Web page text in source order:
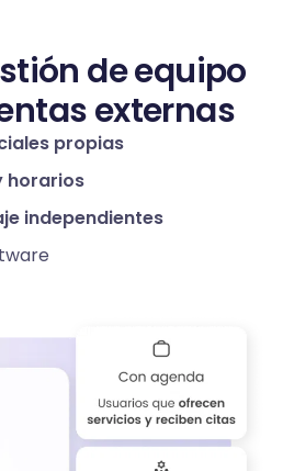
de equipo
externas
propias
horarios
independientes